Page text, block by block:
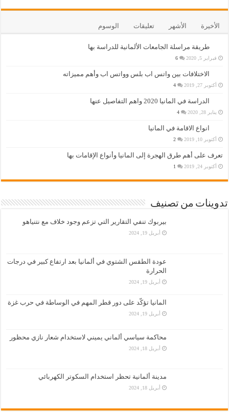
الأخيرة الأشهر تعليقات الوسوم
طريقة مراسلة الجامعات الألمانية للدراسة بها
فبراير 5, 2020 6
الاختلافات بين واتس اب بلس وواتس اب وأهم مميزاته
أكتوبر 27, 2019 4
الدراسة في المانيا 2020 واهم التفاصيل عنها
يناير 28, 2020 4
انواع الاقامة في المانيا
أكتوبر 10, 2019 2
تعرف على أهم طرق الهجرة إلى المانيا وأنواع الإقامات بها
أكتوبر 24, 2019 1
تدوينات من تصنيف
بيربوك تنفي التقارير التي تزعم وجود خلاف مع نتنياهو
أبريل 19, 2024
عودة الطقس الشتوي في ألمانيا بعد ارتفاع كبير في درجات
الحرارة
أبريل 19, 2024
المانيا تؤكّد على دور قطر المهم في الوساطة في حرب غزة
أبريل 19, 2024
محاكمة سياسي ألماني يميني لاستخدام شعار نازي محظور
أبريل 18, 2024
مدينة ألمانية تحظر استخدام السكوتر الكهربائي
أبريل 18, 2024